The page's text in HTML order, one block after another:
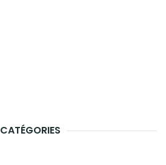
CATÉGORIES